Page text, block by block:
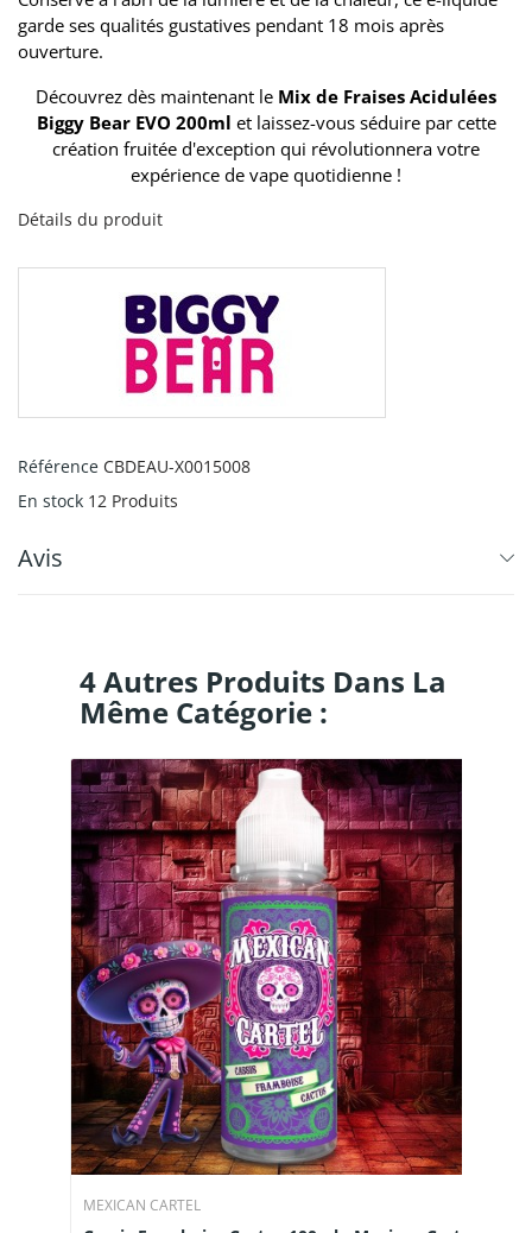
garde ses qualités gustatives pendant 18 mois après
ouverture.
Découvrez dès maintenant le Mix de Fraises Acidulées
Biggy Bear EVO 200ml et laissez-vous séduire par cette
création fruitée d'exception qui révolutionnera votre
expérience de vape quotidienne !
Détails du produit
Référence CBDEAU-X0015008
En stock 12 Produits
Avis
4 Autres Produits Dans La
Même Catégorie :
MEXICAN CARTEL